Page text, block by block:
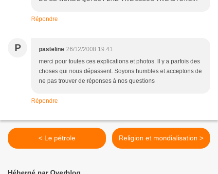
Répondre
P pasteline 26/12/2008 19:41
merci pour toutes ces explications et photos. Il y a parfois des
choses qui nous dépassent. Soyons humbles et acceptons de
ne pas trouver de réponses à nos questions
Répondre
< Le pétrole Religion et mondialisation >